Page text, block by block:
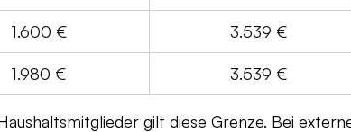
1.600 € 3.539 €
1.980 € 3.539 €
gilt diese Grenze. Bei